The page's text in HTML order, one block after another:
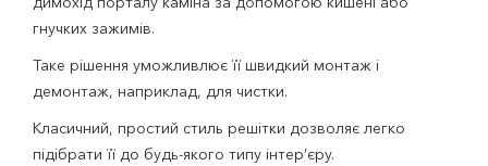
гнучких зажимів.
Таке рішення уможливлює її швидкий монтаж і
демонтаж, наприклад, для чистки.
Класичний, простий стиль решітки дозволяє легко
підібрати її до будь-якого типу інтер’єру.